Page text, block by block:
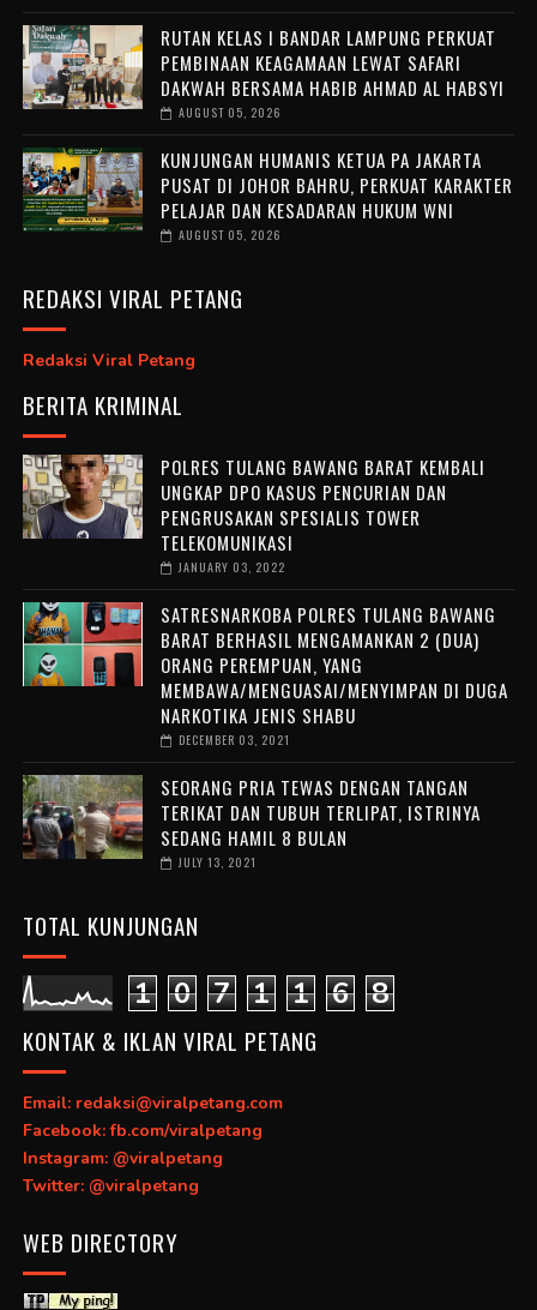
RUTAN KELAS I BANDAR LAMPUNG PERKUAT
PEMBINAAN KEAGAMAAN LEWAT SAFARI
DAKWAH BERSAMA HABIB AHMAD AL HABSYI
AUGUST 05, 2026
KUNJUNGAN HUMANIS KETUA PA JAKARTA
PUSAT DI JOHOR BAHRU, PERKUAT KARAKTER
PELAJAR DAN KESADARAN HUKUM WNI
AUGUST 05, 2026
REDAKSI VIRAL PETANG
Redaksi Viral Petang
BERITA KRIMINAL
POLRES TULANG BAWANG BARAT KEMBALI
UNGKAP DPO KASUS PENCURIAN DAN
PENGRUSAKAN SPESIALIS TOWER
TELEKOMUNIKASI
JANUARY 03, 2022
SATRESNARKOBA POLRES TULANG BAWANG
BARAT BERHASIL MENGAMANKAN 2 (DUA)
ORANG PEREMPUAN, YANG
MEMBAWA/MENGUASAI/MENYIMPAN DI DUGA
NARKOTIKA JENIS SHABU
DECEMBER 03, 2021
SEORANG PRIA TEWAS DENGAN TANGAN
TERIKAT DAN TUBUH TERLIPAT, ISTRINYA
SEDANG HAMIL 8 BULAN
JULY 13, 2021
TOTAL KUNJUNGAN
1 0 7 1 1 6 8
KONTAK & IKLAN VIRAL PETANG
Email: redaksi@viralpetang.com
Facebook: fb.com/viralpetang
Instagram: @viralpetang
Twitter: @viralpetang
WEB DIRECTORY